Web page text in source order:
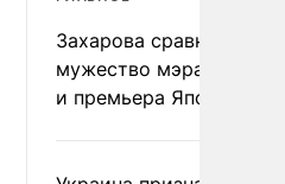
Захарова сравнила
мужество мэра
и премьера Японии